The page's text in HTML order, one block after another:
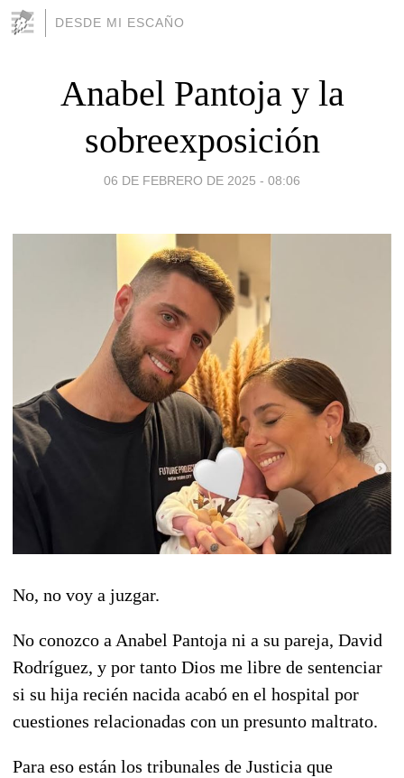
DESDE MI ESCAÑO
Anabel Pantoja y la
sobreexposición
06 DE FEBRERO DE 2025 - 08:06
No, no voy a juzgar.
No conozco a Anabel Pantoja ni a su pareja, David
Rodríguez, y por tanto Dios me libre de sentenciar
si su hija recién nacida acabó en el hospital por
cuestiones relacionadas con un presunto maltrato.
Para eso están los tribunales de Justicia que